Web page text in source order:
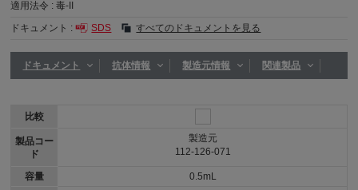
適用法令 :毒-II
ドキュメント :
SDS すべてのドキュメントを見る
ドキュメント 抗体情報 製造元情報 関連製品
比較
製品コー
ド
容量
製造元
112-126-071
0.5mL